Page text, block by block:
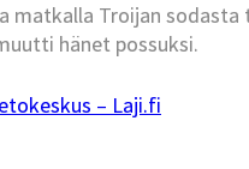
matkalla Troijan sodasta
hänet possuksi.
– Laji.fi